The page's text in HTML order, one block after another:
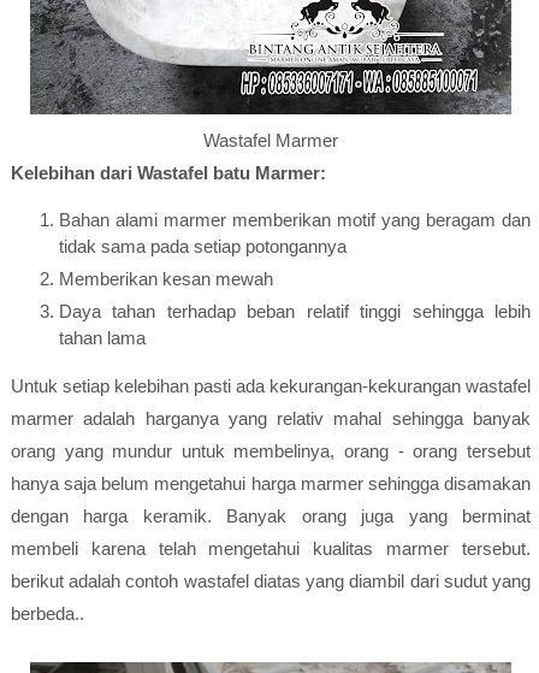
Wastafel Marmer
Kelebihan dari Wastafel batu Marmer:
Bahan alami marmer memberikan motif yang beragam dan
tidak sama pada setiap potongannya
Memberikan kesan mewah
Daya tahan terhadap beban relatif tinggi sehingga lebih
tahan lama
Untuk setiap kelebihan pasti ada kekurangan-kekurangan wastafel
marmer adalah harganya yang relativ mahal sehingga banyak
orang yang mundur untuk membelinya, orang - orang tersebut
hanya saja belum mengetahui harga marmer sehingga disamakan
dengan harga keramik. Banyak orang juga yang berminat
membeli karena telah mengetahui kualitas marmer tersebut.
berikut adalah contoh wastafel diatas yang diambil dari sudut yang
berbeda..